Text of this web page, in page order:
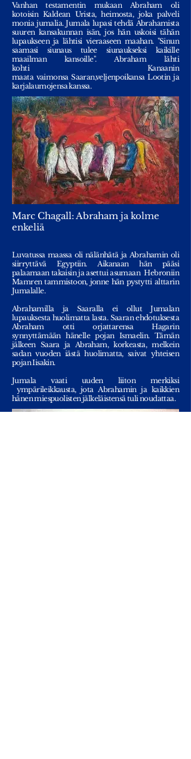
Vanhan testamentin mukaan Abraham oli
kotoisin Kaldean Urista, heimosta, joka palveli
monia jumalia. Jumala lupasi tehdä Abrahamista
suuren kansakunnan isän, jos hän uskoisi tähän
lupaukseen ja lähtisi vieraaseen maahan. "Sinun
saamasi siunaus tulee siunaukseksi kaikille
maailman kansoille". Abraham lähti
kohti Kanaanin
maata vaimonsaSaaran,veljenpoikansa Lootinja
karjalaumojensa kanssa.
Marc Chagall: Abraham ja kolme
enkeliä
Luvatussa maassa oli nälänhätä ja Abrahamin oli
siirryttävä Egyptiin. Aikanaan hän pääsi
palaamaan takaisin ja asettui asumaan Hebroniin
Mamren tammistoon, jonne hän pystytti alttarin
Jumalalle.
Abrahamilla ja Saaralla ei ollut Jumalan
lupauksesta huolimatta lasta. Saaran ehdotuksesta
Abraham otti orjattarensa Hagarin
synnyttämään hänelle pojan Ismaelin. Tämän
jälkeen Saara ja Abraham, korkeasta, melkein
sadan vuoden iästä huolimatta, saivat yhteisen
pojan Iisakin.
Jumala vaati uuden liiton merkiksi
ympärileikkausta, jota Abrahamin ja kaikkien
hänen miespuolisten jälkeläistensä tuli noudattaa.